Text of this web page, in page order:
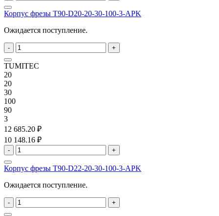
Корпус фрезы T90-D20-20-30-100-3-APK
Ожидается поступление.
- +
TUMITEC
20
20
30
100
90
3
12 685.20 ₽
10 148.16 ₽
- +
Корпус фрезы T90-D22-20-30-100-3-APK
Ожидается поступление.
- +